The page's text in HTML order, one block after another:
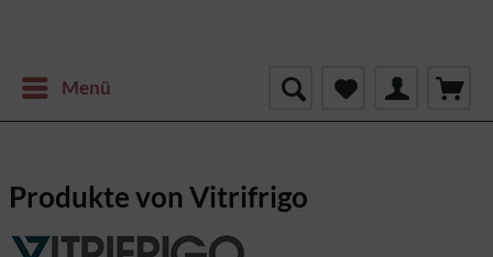
Menü
Produkte von Vitrifrigo